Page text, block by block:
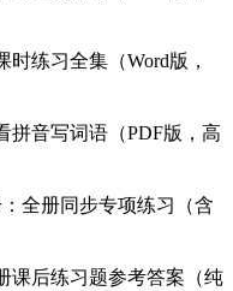
练习全集（Word版，
音写词语（PDF版，高
全册同步专项练习（含
后练习题参考答案（纯